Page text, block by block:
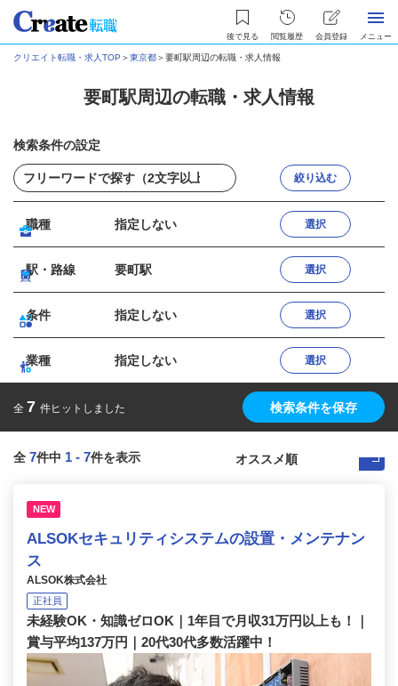
後で見る 閲覧履歴 会員登録 メニュー
クリエイト転職・求人TOP ＞東京都＞要町駅周辺の転職・求人情報
要町駅周辺の転職・求人情報
検索条件の設定
絞り込む
職種 指定しない 選択
駅・路線 要町駅 選択
条件 指定しない 選択
業種 指定しない 選択
全 7 件ヒットしました 検索条件を保存
全 7件中 1 - 7件を表示
NEW
ALSOKセキュリティシステムの設置・メンテナン
ス
ALSOK株式会社
正社員
未経験OK・知識ゼロOK｜1年目で月収31万円以上も！｜
賞与平均137万円｜20代30代多数活躍中！